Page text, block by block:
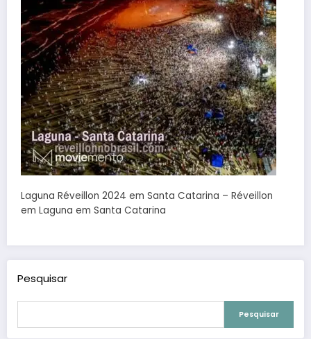
Laguna Réveillon 2024 em Santa Catarina – Réveillon
em Laguna em Santa Catarina
Pesquisar
Pesquisar